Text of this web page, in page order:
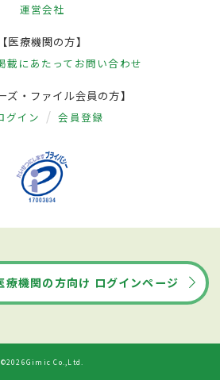
運営会社
【医療機関の方】
載にあたって お問い合わせ
ズ・ファイル会員の方】
グイン 会員登録
療機関の方向け ログインページ
©2026Gimic Co.,Ltd.